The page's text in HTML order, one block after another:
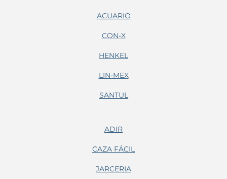
ACUARIO
CON-X
HENKEL
LIN-MEX
SANTUL
ADIR
CAZA FÁCIL
JARCERIA